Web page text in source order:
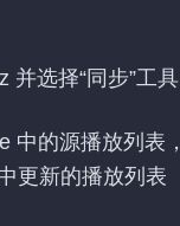
并选择“同步”工具
中的源播放列表
更新的播放列表